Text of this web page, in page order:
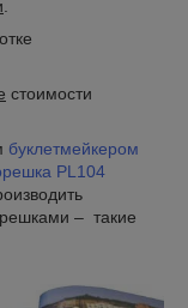
стоимости
буклетмейкером
PL104
– такие